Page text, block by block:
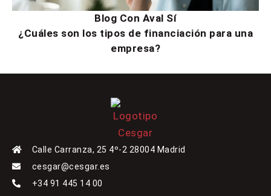
Blog Con Aval Sí
¿Cuáles son los tipos de financiación para una
empresa?
Calle Carranza, 25 4º-2 28004 Madrid
cesgar@cesgar.es
+34 91 445 14 00